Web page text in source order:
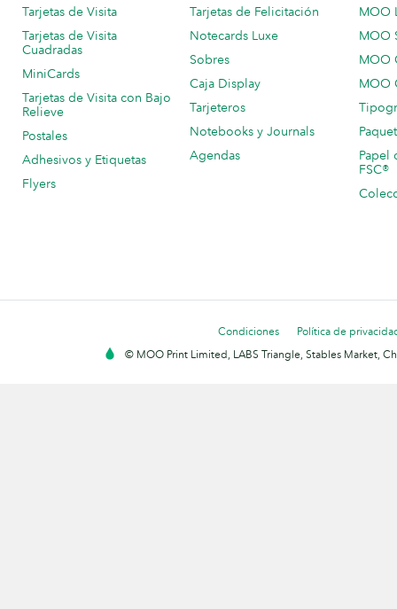
Tarjetas de Visita
Tarjetas de Visita
Cuadradas
MiniCards
Tarjetas de Visita con Bajo
Relieve
Postales
Adhesivos y Etiquetas
Flyers
Tarjetas de Felicitación
Notecards Luxe
Sobres
Caja Display
Tarjeteros
Notebooks y Journals
Agendas
MOO
MOO
MOO
MOO
Papel
FSC®
Condiciones
Política de
© MOO Print Limited, LABS Triangle, Stables Market,